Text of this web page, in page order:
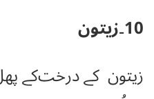
10۔زیتون
ﺯﯾﺘﻮﻥ کے ﺩﺭﺧﺖکے